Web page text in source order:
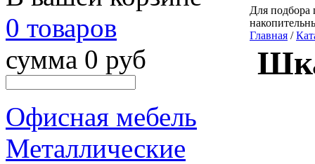
0 товаров
сумма 0 руб
Офисная мебель
Металлические
Для подбора
Главная /